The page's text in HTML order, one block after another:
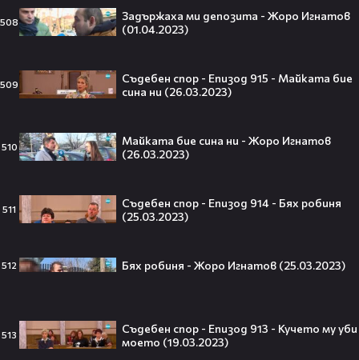
508
Задържаха ми депозита - Жоро Игнатов
(01.04.2023)
509
Съдебен спор - Епизод 915 - Майката бие
сина ни (26.03.2023)
510
Майката бие сина ни - Жоро Игнатов
(26.03.2023)
511
Съдебен спор - Епизод 914 - Бях робиня
(25.03.2023)
512 Бях робиня - Жоро Игнатов (25.03.2023)
513
Съдебен спор - Епизод 913 - Кучето му уби
моето (19.03.2023)
Paramount и Warner Bros. за 110
милиарда долара!😯💥
интернет❤️‍🔥🔥
сделката, която разтърси целия
интернет🤑💥